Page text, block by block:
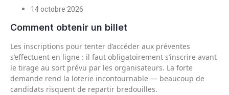
14 octobre 2026
Comment obtenir un billet
Les inscriptions pour tenter d’accéder aux préventes
s’effectuent en ligne : il faut obligatoirement s’inscrire avant
le tirage au sort prévu par les organisateurs. La forte
demande rend la loterie incontournable — beaucoup de
candidats risquent de repartir bredouilles.